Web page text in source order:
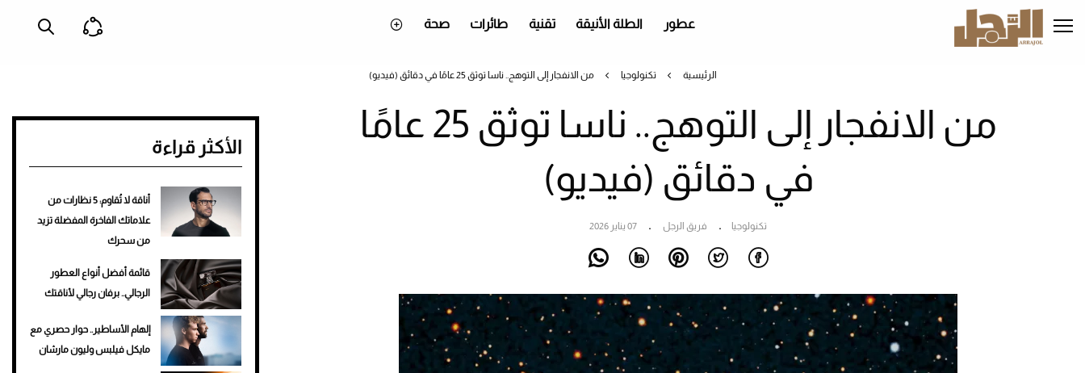
إلى
المحتوى
عطور الطلة الأنيقة تقنية طائرات صحة
الرئيسية تكنولوجيا من الانفجار إلى التوهج.. ناسا توثق 25 عامًا في دقائق (فيديو)
من الانفجار إلى التوهج.. ناسا توثق 25 عامًا
في دقائق (فيديو)
تكنولوجيا فريق الرجل 07 يناير 2026
الأكثر قراءة
أناقة لا تُقاوم: 5 نظارات من
علاماتك الفاخرة المفضلة تزيد
من سحرك
قائمة أفضل أنواع العطور
الرجالي.. برفان رجالي لأناقتك
إلهام الأساطير.. حوار حصري مع
مايكل فيلبس وليون مارشان